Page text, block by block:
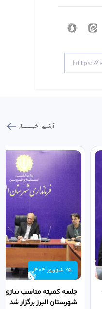
آرشیو اخبـــــــــــار
25 شهریور 1404
جلسه کمیته مناسب سازی
شهرستان البرز برگزار شد